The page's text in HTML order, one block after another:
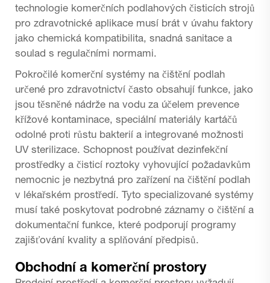
technologie komerčních podlahových čisticích strojů
pro zdravotnické aplikace musí brát v úvahu faktory
jako chemická kompatibilita, snadná sanitace a
soulad s regulačními normami.
Pokročilé komerční systémy na čištění podlah
určené pro zdravotnictví často obsahují funkce, jako
jsou těsněné nádrže na vodu za účelem prevence
křížové kontaminace, speciální materiály kartáčů
odolné proti růstu bakterií a integrované možnosti
UV sterilizace. Schopnost používat dezinfekční
prostředky a čisticí roztoky vyhovující požadavkům
nemocnic je nezbytná pro zařízení na čištění podlah
v lékařském prostředí. Tyto specializované systémy
musí také poskytovat podrobné záznamy o čištění a
dokumentační funkce, které podporují programy
zajišťování kvality a splňování předpisů.
Obchodní a komerční prostory